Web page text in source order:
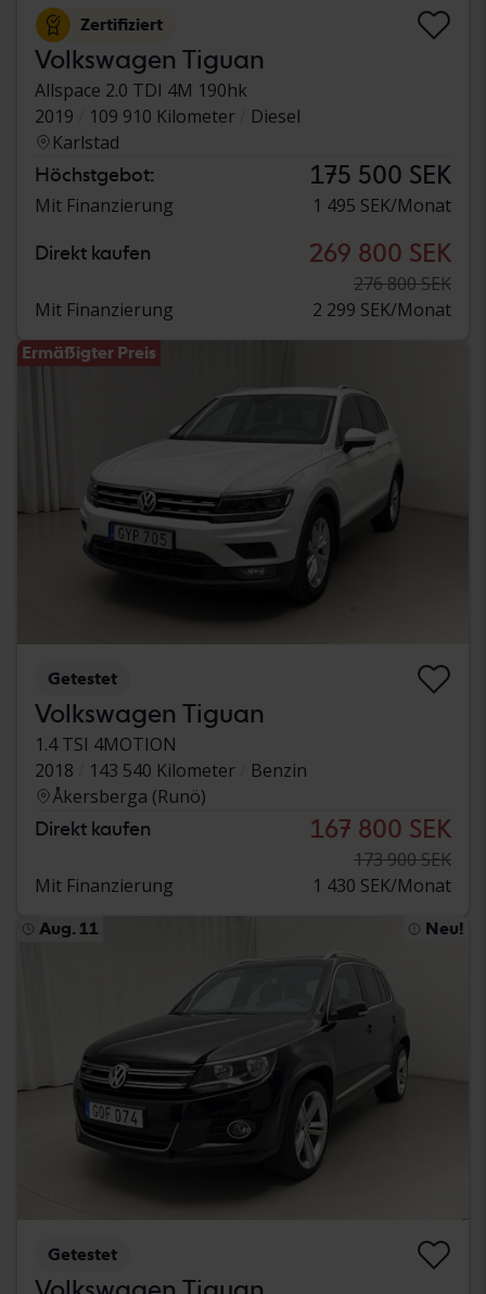
Zertifiziert
Volkswagen Tiguan
Allspace 2.0 TDI 4M 190hk
2019
109 910 Kilometer
Diesel
Karlstad
Höchstgebot: 175 500 SEK
Mit Finanzierung 1 495 SEK/Monat
Direkt kaufen 269 800 SEK
276 800 SEK
Mit Finanzierung
2 299 SEK/Monat
Ermäßigter Preis
Getestet
Volkswagen Tiguan
1.4 TSI 4MOTION
2018
143 540 Kilometer
Benzin
Åkersberga (Runö)
Direkt kaufen 167 800 SEK
173 900 SEK
Mit Finanzierung
1 430 SEK/Monat
Aug. 11 Neu!
Getestet